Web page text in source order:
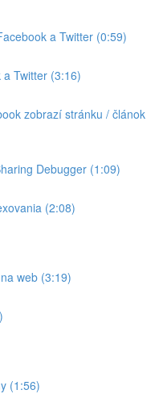
a Twitter (0:59)
Twitter (3:16)
zobrazí stránku / článok
Debugger (1:09)
(2:08)
web (3:19)
(1:56)